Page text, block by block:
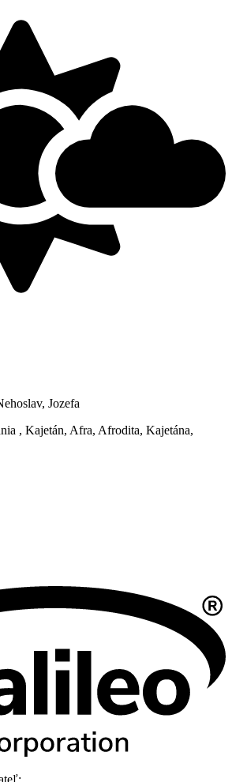
Jozefa
, Kajetán, Afra, Afrodita, Kajetána,